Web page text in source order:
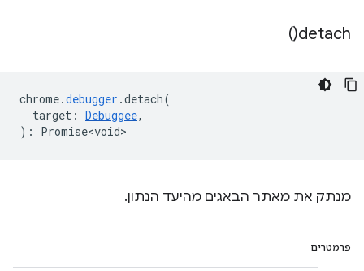
detach(
)
chrome.debugger .detach(
target : Debuggee,
) : Promise<void>
מנתק את מאתר הבאגים מהיעד הנתון.
פרמטרים